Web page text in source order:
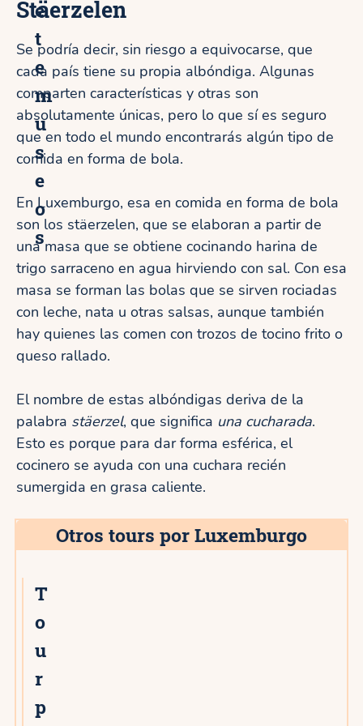
e
t
e
m
u
s
e
o
s
Stäerzelen
Se podría decir, sin riesgo a equivocarse, que
cada país tiene su propia albóndiga. Algunas
comparten características y otras son
absolutamente únicas, pero lo que sí es seguro
que en todo el mundo encontrarás algún tipo de
comida en forma de bola.
En Luxemburgo, esa en comida en forma de bola
son los stäerzelen, que se elaboran a partir de
una masa que se obtiene cocinando harina de
trigo sarraceno en agua hirviendo con sal. Con esa
masa se forman las bolas que se sirven rociadas
con leche, nata u otras salsas, aunque también
hay quienes las comen con trozos de tocino frito o
queso rallado.
El nombre de estas albóndigas deriva de la
palabra stäerzel, que significa una cucharada.
Esto es porque para dar forma esférica, el
cocinero se ayuda con una cuchara recién
sumergida en grasa caliente.
Otros tours por Luxemburgo
T
o
u
r
p